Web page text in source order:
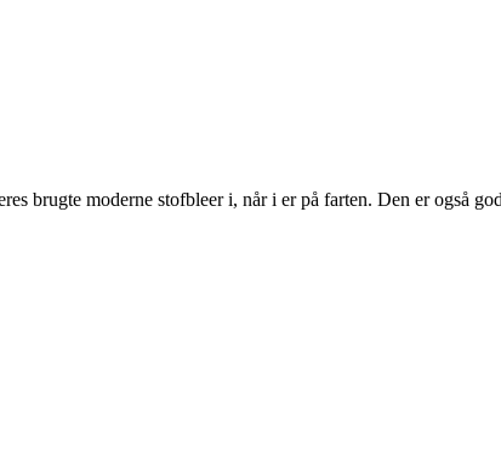
brugte moderne stofbleer i, når i er på farten. Den er også